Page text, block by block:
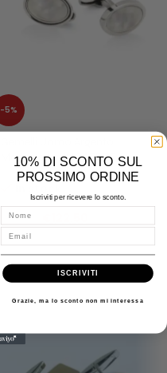
-5%
Madreperla UNOAERRE
000FFG0260000 5459
129.00
10% DI SCONTO SUL
PROSSIMO ORDINE
Iscriviti per ricevere lo sconto.
ISCRIVITI
Grazie, ma lo sconto non mi interessa